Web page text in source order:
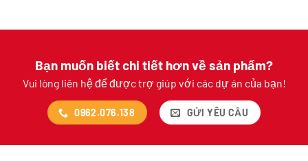
Bạn muốn biết chi tiết hơn về sản phẩm?
Vui lòng liên hệ để được trợ giúp với các dự án của bạn!
0962.076.138 GỬI YÊU CẦU